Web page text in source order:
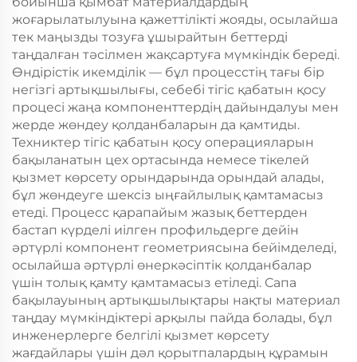
жоғарылатылуына қажеттілікті жояды, осылайша
тек маңызды тозуға ұшырайтын беттерді
таңдалған тәсілмен жақсартуға мүмкіндік береді.
Өндірістік икемділік — бұл процесстің тағы бір
негізгі артықшылығы, себебі тігіс қабатын қосу
процесі жаңа компоненттердің дайындалуы мен
жерде жөндеу қолданбаларын да қамтиды.
Техниктер тігіс қабатын қосу операцияларын
бақыланатын цех ортасында немесе тікелей
қызмет көрсету орындарында орындай алады,
бұл жөндеуге шексіз ыңғайлылық қамтамасыз
етеді. Процесс қарапайым жазық беттерден
бастап күрделі иілген профильдерге дейін
әртүрлі компонент геометриясына бейімделеді,
осылайша әртүрлі өнеркәсіптік қолданбалар
үшін толық қамту қамтамасыз етіледі. Сапа
бақылауының артықшылықтары нақты материал
таңдау мүмкіндіктері арқылы пайда болады, бұл
инженерлерге белгілі қызмет көрсету
жағдайлары үшін дәл қорытпалардың құрамын